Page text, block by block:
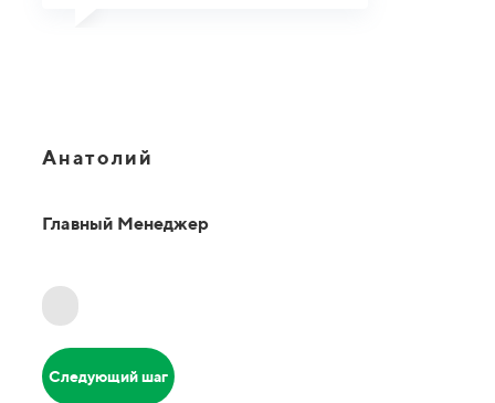
Анатолий
Главный Менеджер
Следующий шаг